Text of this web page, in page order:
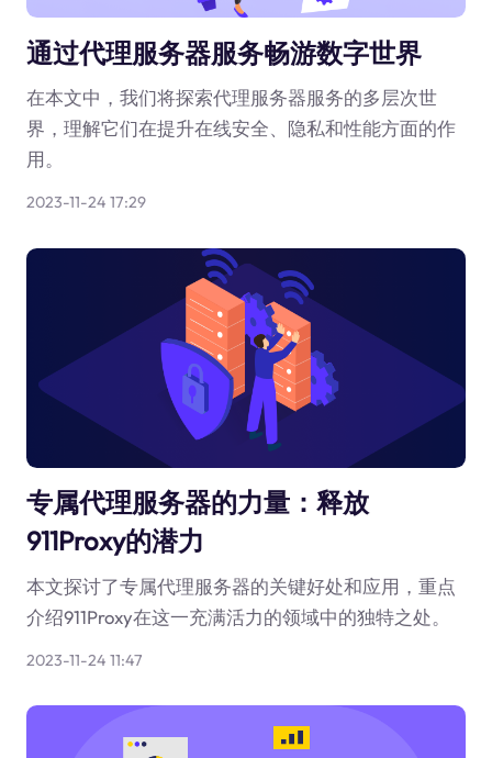
通过代理服务器服务畅游数字世界
在本文中，我们将探索代理服务器服务的多层次世
界，理解它们在提升在线安全、隐私和性能方面的作
用。
2023-11-24 17:29
专属代理服务器的力量：释放
911Proxy的潜力
本文探讨了专属代理服务器的关键好处和应用，重点
介绍911Proxy在这一充满活力的领域中的独特之处。
2023-11-24 11:47